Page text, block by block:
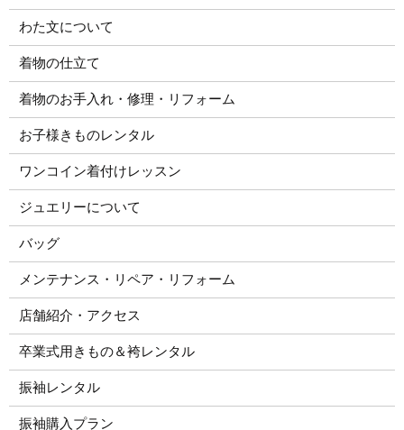
わた文について
着物の仕立て
着物のお手入れ・修理・リフォーム
お子様きものレンタル
ワンコイン着付けレッスン
ジュエリーについて
バッグ
メンテナンス・リペア・リフォーム
店舗紹介・アクセス
卒業式用きもの＆袴レンタル
振袖レンタル
振袖購入プラン